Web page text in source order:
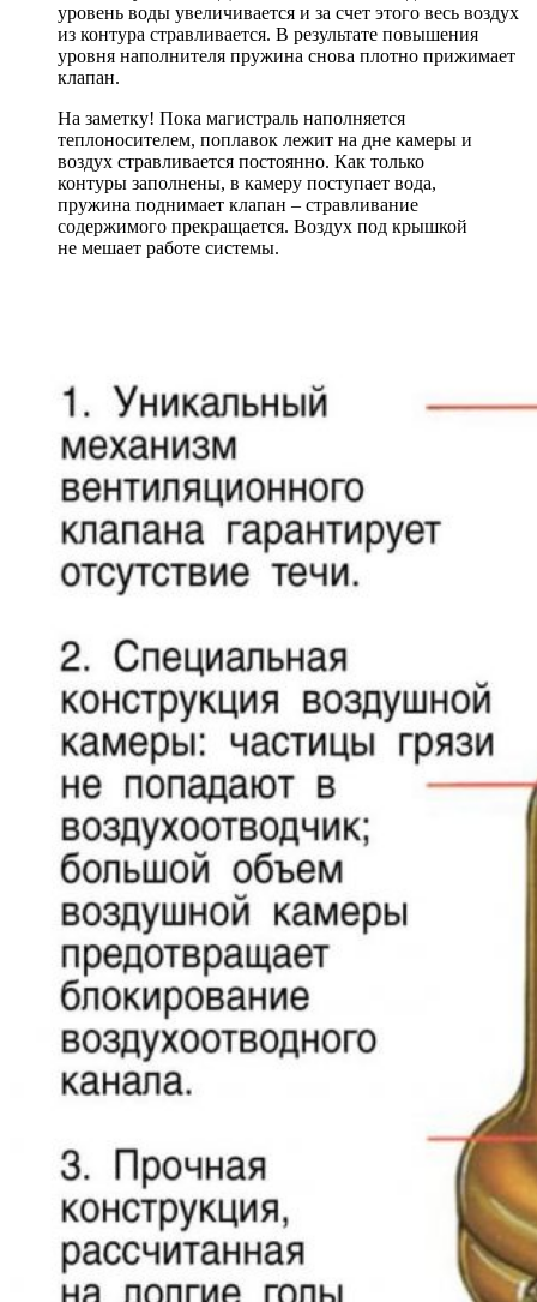
уровень воды увеличивается и за счет этого весь воздух
из контура стравливается. В результате повышения
уровня наполнителя пружина снова плотно прижимает
клапан.
На заметку! Пока магистраль наполняется
теплоносителем, поплавок лежит на дне камеры и
воздух стравливается постоянно. Как только
контуры заполнены, в камеру поступает вода,
пружина поднимает клапан – стравливание
содержимого прекращается. Воздух под крышкой
не мешает работе системы.